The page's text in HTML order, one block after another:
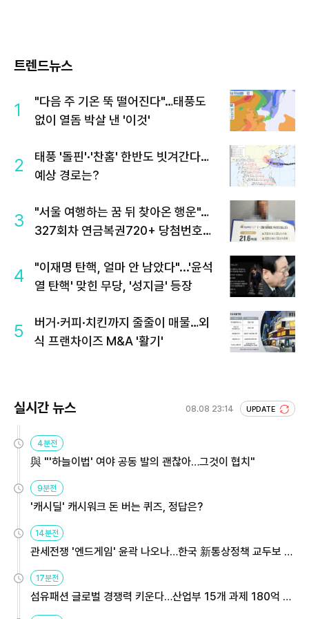
트렌드뉴스
1
"다음 주 기온 뚝 떨어진다"…태풍도
없이 열돔 박살 낸 '이것'
2
태풍 '돌핀'·'찬홈' 한반도 빗겨간다…
예상 경로는?
3
"서울 여행하는 꿈 뒤 찾아온 행운"…
327회차 연금복권720+ 당첨번호조
4
"이재명 탄핵, 얼마 안 남았다"...'윤석
열 탄핵' 맞힌 무당, '성지글' 등장
5
버거·커피·치킨까지 줄줄이 매물…외
식 프랜차이즈 M&A '활기'
실시간 뉴스 08.08 23:14 UPDATE
4분전
與 "'하늘이법' 여야 공동 발의 괜찮아…그것이 협치"
9분전
'캐시딜' 캐시워크 돈 버는 퀴즈, 정답은?
14분전
관세전쟁 '엔드게임' 윤곽 나오나…한국 新통상정책 교두보 활
17분전
섬유패션 글로벌 경쟁력 키운다…산업부 15개 과제 180억 지